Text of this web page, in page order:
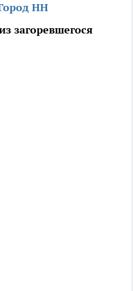
НН
загоревшегося